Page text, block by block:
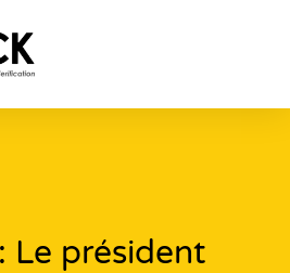
Le président